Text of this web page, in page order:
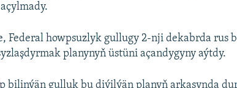
Federal howpsuzlyk gullugy 2-nji dekabrda rus
planynyň üstüni açandygyny aýtdy.
bilinýän gulluk bu diýilýän planyň arkasynda